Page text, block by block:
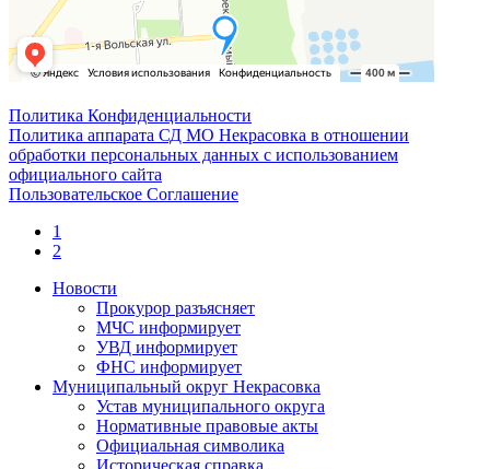
Политика Конфиденциальности
Политика аппарата СД МО Некрасовка в отношении
обработки персональных данных с использованием
официального сайта
Пользовательское Соглашение
1
2
Новости
Прокурор разъясняет
МЧС информирует
УВД информирует
ФНС информирует
Муниципальный округ Некрасовка
Устав муниципального округа
Нормативные правовые акты
Официальная символика
Историческая справка